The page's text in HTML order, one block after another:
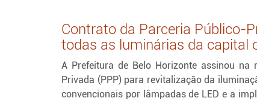
Contrato da Parceria Público-
todas as luminárias da capital
A Prefeitura de Belo Horizonte assinou
Privada (PPP) para revitalização da
convencionais por lâmpadas de LED e a